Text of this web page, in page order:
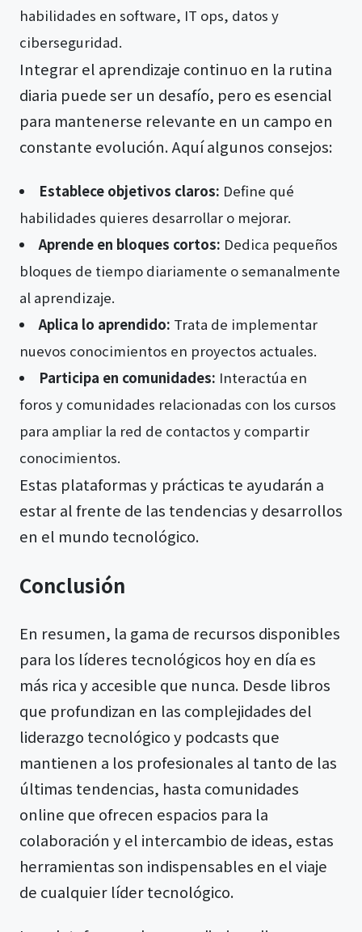
habilidades en software, IT ops, datos y
ciberseguridad​​.
Integrar el aprendizaje continuo en la rutina
diaria puede ser un desafío, pero es esencial
para mantenerse relevante en un campo en
constante evolución. Aquí algunos consejos:
Establece objetivos claros: Define qué
habilidades quieres desarrollar o mejorar.
Aprende en bloques cortos: Dedica pequeños
bloques de tiempo diariamente o semanalmente
al aprendizaje.
Aplica lo aprendido: Trata de implementar
nuevos conocimientos en proyectos actuales.
Participa en comunidades: Interactúa en
foros y comunidades relacionadas con los cursos
para ampliar la red de contactos y compartir
conocimientos.
Estas plataformas y prácticas te ayudarán a
estar al frente de las tendencias y desarrollos
en el mundo tecnológico.
Conclusión
En resumen, la gama de recursos disponibles
para los líderes tecnológicos hoy en día es
más rica y accesible que nunca. Desde libros
que profundizan en las complejidades del
liderazgo tecnológico y podcasts que
mantienen a los profesionales al tanto de las
últimas tendencias, hasta comunidades
online que ofrecen espacios para la
colaboración y el intercambio de ideas, estas
herramientas son indispensables en el viaje
de cualquier líder tecnológico.